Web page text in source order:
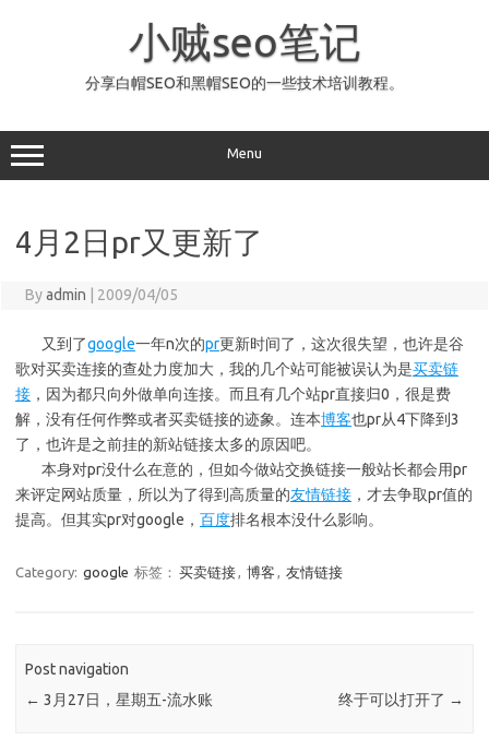
小贼seo笔记
分享白帽SEO和黑帽SEO的一些技术培训教程。
Menu
4月2日pr又更新了
Byadmin 2009/04/05
又到了google一年n次的pr更新时间了，这次很失望，也许是谷
歌对买卖连接的查处力度加大，我的几个站可能被误认为是买卖链
接 ，因为都只向外做单向连接。而且有几个站pr直接归0，很是费
解，没有任何作弊或者买卖链接的迹象。连本博客也pr从4下降到3
了，也许是之前挂的新站链接太多的原因吧。
本身对pr没什么在意的，但如今做站交换链接一般站长都会用pr
来评定网站质量，所以为了得到高质量的友情链接 ，才去争取pr值的
提高。但其实pr对google， 百度排名根本没什么影响。
Category: google 标签： 买卖链接, 博客 , 友情链接
Post navigation
← 3月27日，星期五-流水账 终于可以打开了 →